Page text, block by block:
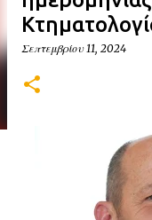
Σεπτεμβρίου 11, 2024